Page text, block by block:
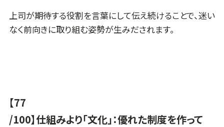
上司が期待する役割を言葉にして伝え続けることで、迷い
なく前向きに取り組む姿勢が生みだされます。
【77
/100】仕組みより「文化」：優れた制度を作って